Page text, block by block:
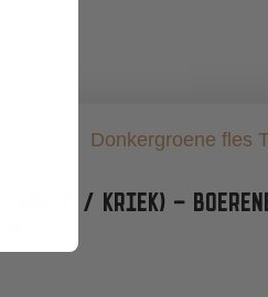
/ KRIEK) –